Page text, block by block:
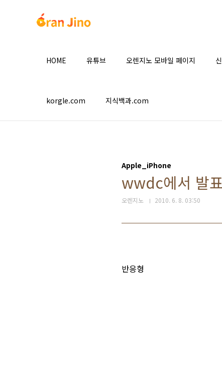
HOME 유튜브 오렌지노 모바일 페이지
korgle.com 지식백과.com
Apple_iPhone
wwdc에서 발
오렌지노 2010. 6. 8. 03:50
반응형